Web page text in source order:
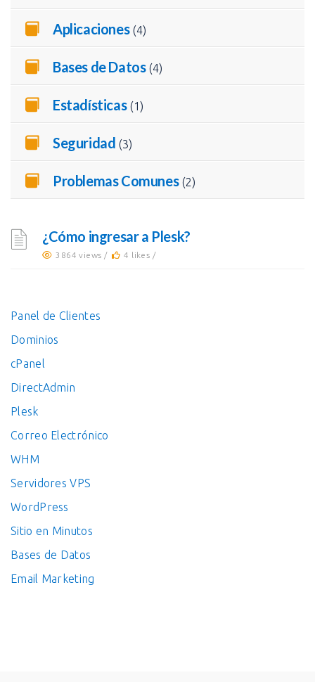
Aplicaciones(4)
Bases de Datos(4)
Estadísticas(1)
Seguridad (3)
Problemas Comunes(2)
¿Cómo ingresar a Plesk?
3864 views / 4 likes /
Panel de Clientes
Dominios
cPanel
DirectAdmin
Plesk
Correo Electrónico
WHM
Servidores VPS
WordPress
Sitio en Minutos
Bases de Datos
Email Marketing